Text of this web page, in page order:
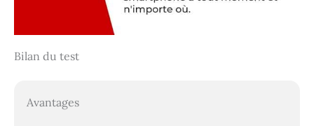
Bilan du test
Avantages